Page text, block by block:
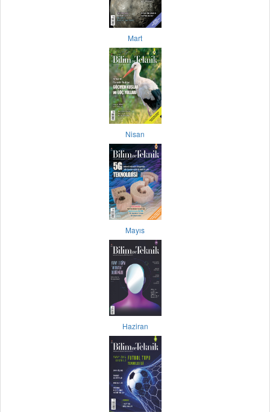
Mart
Nisan
Mayıs
Haziran